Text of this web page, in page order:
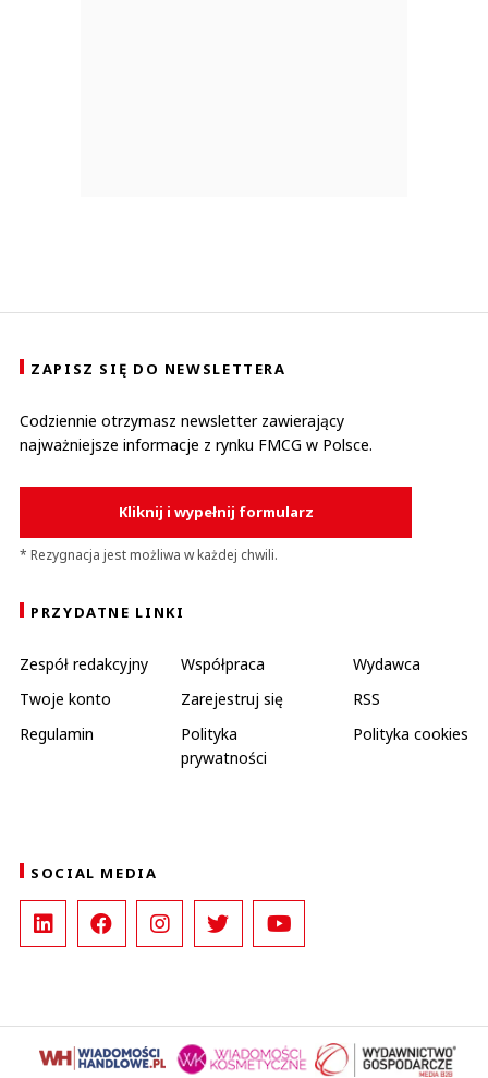
ZAPISZ SIĘ DO NEWSLETTERA
Codziennie otrzymasz newsletter zawierający
najważniejsze informacje z rynku FMCG w Polsce.
Kliknij i wypełnij formularz
* Rezygnacja jest możliwa w każdej chwili.
PRZYDATNE LINKI
Zespół redakcyjny Współpraca
Wydawca
Twoje konto
Zarejestruj się
RSS
Regulamin
Polityka
prywatności
Polityka cookies
SOCIAL MEDIA